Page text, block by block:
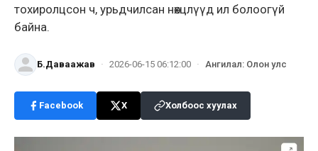
тохиролцсон ч, урьдчилсан нөхцлүүд ил болоогүй
байна.
Б.Даваажав · 2026-06-15 06:12:00 · Ангилал: Олон улс
Facebook X Холбоос хуулах